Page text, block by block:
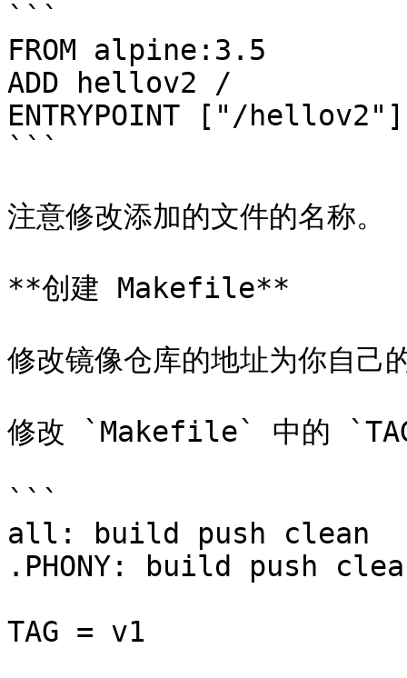
```
FROM alpine:3.5
ADD hellov2 /
ENTRYPOINT ["/hellov2"]
```
注意修改添加的文件的名称。
**创建 Makefile**
修改镜像仓库的地址为你自己
修改 `Makefile` 中的
```
all: build push clean
.PHONY: build push
TAG = v1